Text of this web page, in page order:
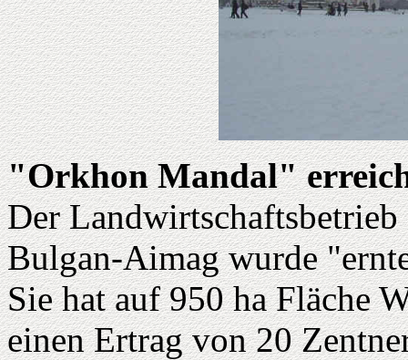
"Orkhon Mandal"
Der
Bulgan-Aimag wurde
Sie hat auf 950 ha Fläche
einen Ertrag von 20